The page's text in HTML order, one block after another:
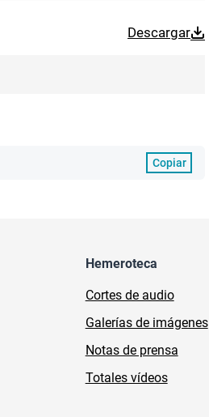
Descargar
Copiar
Hemeroteca
Cortes de audio
Galerías de imágenes
Notas de prensa
Totales vídeos